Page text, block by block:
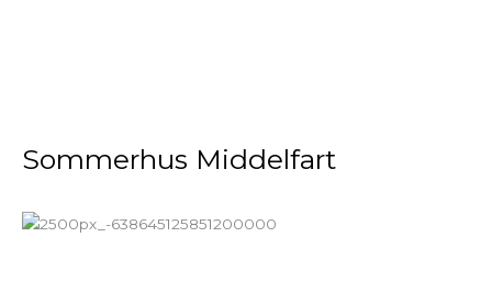
Sommerhus Middelfart